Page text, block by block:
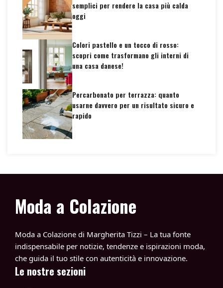
semplici per rendere la casa più calda
oggi
Colori pastello e un tocco di rosso:
scopri come trasformano gli interni di
una casa danese!
Percarbonato per terrazza: quanto
usarne davvero per un risultato sicuro e
rapido
Moda a Colazione
Moda a Colazione di Margherita Tizzi – La tua fonte
indispensabile per notizie, tendenze e ispirazioni moda,
che guida il tuo stile con autenticità e innovazione.
Le nostre sezioni